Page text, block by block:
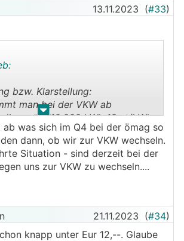
13.11.2023 (#33)
. .
bzw. Klarstellung:
man bei der VKW ab
die ersten 10.000 kWh 13 ct/kWh
beim Strombezug anstatt für den
(der ist eigentlich auch zu 100%
man für die ersten 3.5000
2 ct/kWh Einspeisevergütung.
was sich im Q4 bei der ömag so
dann, ob wir zur VKW wechseln.
Situation - sind derzeit bei der
uns zur VKW zu wechseln....
21.11.2023 (#34)
knapp unter Eur 12,--. Glaube